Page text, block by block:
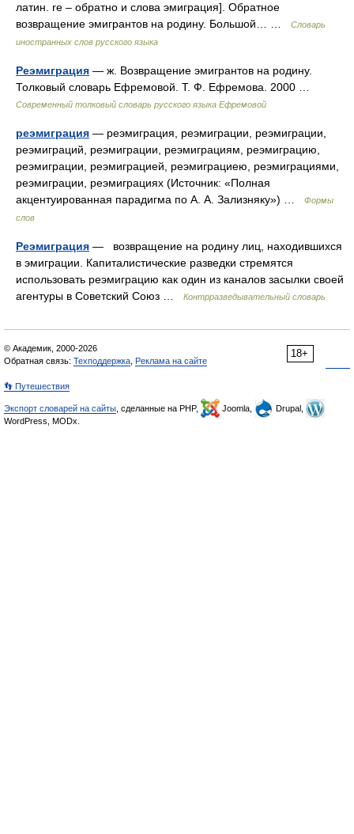
латин. re – обратно и слова эмиграция]. Обратное
возвращение эмигрантов на родину. Большой… …
Словарь
иностранных слов русского языка
Реэмиграция — ж. Возвращение эмигрантов на родину.
Толковый словарь Ефремовой. Т. Ф. Ефремова. 2000 …
Современный толковый словарь русского языка Ефремовой
реэмиграция — реэмиграция, реэмиграции, реэмиграции,
реэмиграций, реэмиграции, реэмиграциям, реэмиграцию,
реэмиграции, реэмиграцией, реэмиграциею, реэмиграциями,
реэмиграции, реэмиграциях (Источник: «Полная
акцентуированная парадигма по А. А. Зализняку») …
Формы
слов
Реэмиграция — возвращение на родину лиц, находившихся
в эмиграции. Капиталистические разведки стремятся
использовать реэмиграцию как один из каналов засылки своей
агентуры в Советский Союз …
Контрразведывательный словарь
18+
© Академик, 2000-2026
Обратная связь: Техподдержка Реклама на сайте
👣 Путешествия
Экспорт словарей на сайты , сделанные на PHP, Joomla,
Drupal,
WordPress, MODx.